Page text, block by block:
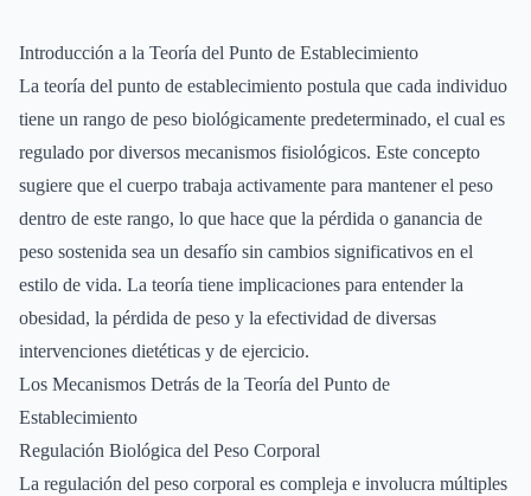
Introducción a la Teoría del Punto de Establecimiento
La teoría del punto de establecimiento postula que cada individuo
tiene un rango de peso biológicamente predeterminado, el cual es
regulado por diversos mecanismos fisiológicos. Este concepto
sugiere que el cuerpo trabaja activamente para mantener el peso
dentro de este rango, lo que hace que la pérdida o ganancia de
peso sostenida sea un desafío sin cambios significativos en el
estilo de vida. La teoría tiene implicaciones para entender la
obesidad, la pérdida de peso y la efectividad de diversas
intervenciones dietéticas y de ejercicio.
Los Mecanismos Detrás de la Teoría del Punto de
Establecimiento
Regulación Biológica del Peso Corporal
La regulación del peso corporal es compleja e involucra múltiples